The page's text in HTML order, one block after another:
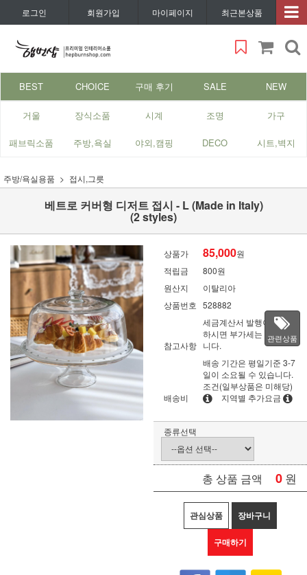
로그인 회원가입 마이페이지 최근본상품
BEST CHOICE 구매 후기 SALE NEW
거울 장식소품 시계 조명 가구
패브릭소품 주방,욕실 야외,캠핑 DECO 시트,벽지
주방/욕실용품 접시,그릇
베트로 커버형 디저트 접시 - L (Made in Italy)
(2 styles)
상품가 85,000원
적립금
800원
원산지
이탈리아
상품번호 528882
참고사항
세금계산서 발행이 필요
하시면 부가세는 별도입
니다.
배송비
배송 기간은 평일기준 3-7
일이 소요될 수 있습니다.
조건(일부상품은 미해당)
지역별 추가요금
관련상품
종류선택
총 상품 금액 0 원
관심상품 장바구니
구매하기